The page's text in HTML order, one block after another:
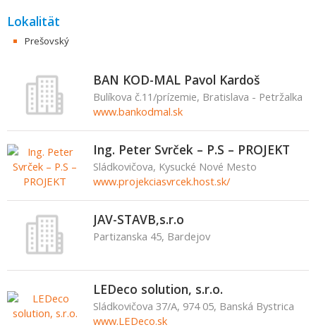
Lokalität
Prešovský
BAN KOD-MAL Pavol Kardoš
Bulíkova č.11/prízemie, Bratislava - Petržalka
www.bankodmal.sk
Ing. Peter Svrček – P.S – PROJEKT
Sládkovičova, Kysucké Nové Mesto
www.projekciasvrcek.host.sk/
JAV-STAVB,s.r.o
Partizanska 45, Bardejov
LEDeco solution, s.r.o.
Sládkovičova 37/A, 974 05, Banská Bystrica
www.LEDeco.sk